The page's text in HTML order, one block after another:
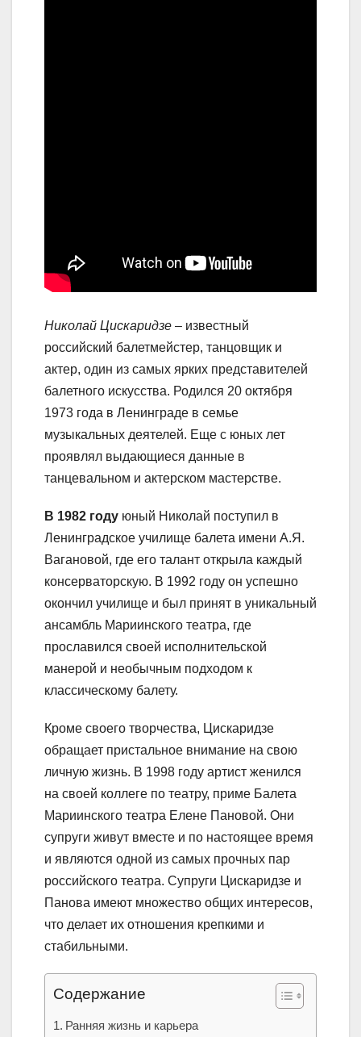
Николай Цискаридзе – известный
российский балетмейстер, танцовщик и
актер, один из самых ярких представителей
балетного искусства. Родился 20 октября
1973 года в Ленинграде в семье
музыкальных деятелей. Еще с юных лет
проявлял выдающиеся данные в
танцевальном и актерском мастерстве.
В 1982 году юный Николай поступил в
Ленинградское училище балета имени А.Я.
Вагановой, где его талант открыла каждый
консерваторскую. В 1992 году он успешно
окончил училище и был принят в уникальный
ансамбль Мариинского театра, где
прославился своей исполнительской
манерой и необычным подходом к
классическому балету.
Кроме своего творчества, Цискаридзе
обращает пристальное внимание на свою
личную жизнь. В 1998 году артист женился
на своей коллеге по театру, приме Балета
Мариинского театра Елене Пановой. Они
супруги живут вместе и по настоящее время
и являются одной из самых прочных пар
российского театра. Супруги Цискаридзе и
Панова имеют множество общих интересов,
что делает их отношения крепкими и
стабильными.
Содержание
Ранняя жизнь и карьера